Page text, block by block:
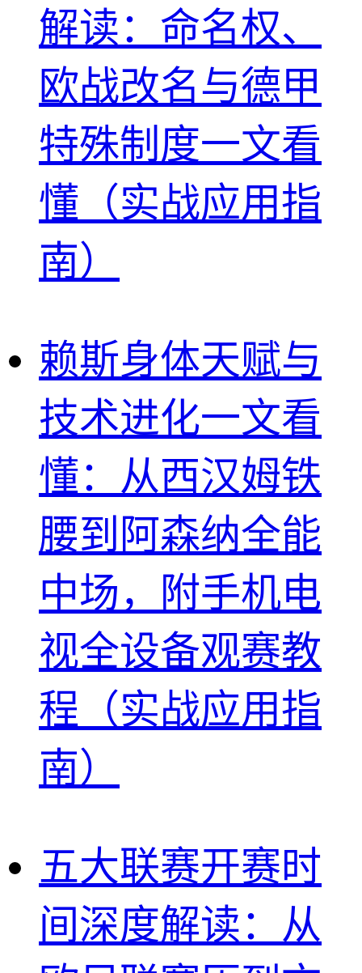
解读：命名权、
欧战改名与德甲
特殊制度一文看
懂（实战应用指
南）
赖斯身体天赋与
技术进化一文看
懂：从西汉姆铁
腰到阿森纳全能
中场，附手机电
视全设备观赛教
程（实战应用指
南）
五大联赛开赛时
间深度解读：从